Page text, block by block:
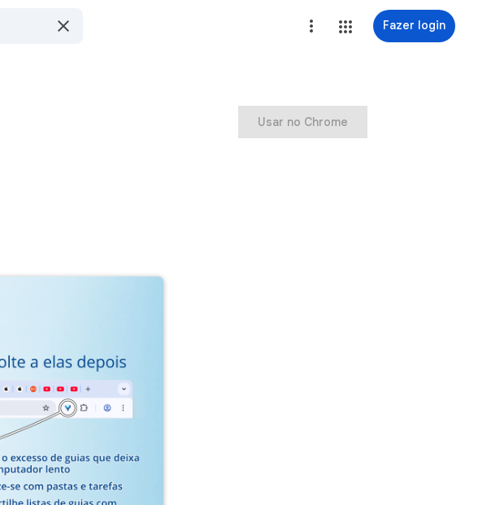
Fazer login
Usar no Chrome